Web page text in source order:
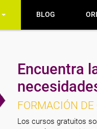
BLOG
Encuentra
FORMACIÓN
Los cursos gratuitos